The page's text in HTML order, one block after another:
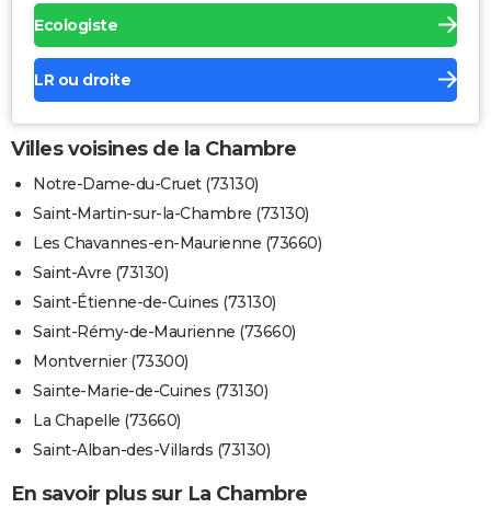
Ecologiste
LR ou droite
Villes voisines de la Chambre
Notre-Dame-du-Cruet (73130)
Saint-Martin-sur-la-Chambre (73130)
Les Chavannes-en-Maurienne (73660)
Saint-Avre (73130)
Saint-Étienne-de-Cuines (73130)
Saint-Rémy-de-Maurienne (73660)
Montvernier (73300)
Sainte-Marie-de-Cuines (73130)
La Chapelle (73660)
Saint-Alban-des-Villards (73130)
En savoir plus sur La Chambre